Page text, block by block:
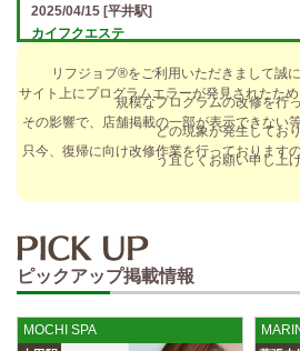
2025/04/15 [平井駅]
カイフクエステ
り♪ 日給5万円以上可！人によっては10万
2025/04/14
[小倉駅]
The Ritz cache (ザ リッツ カシェ)
歩合率・RANK昇格制度 給与保証・アリバ
sirena (シレーナ) 春日井ルーム
制服あり、ノルマ、罰金なし 高額報酬が稼
厚い福利厚生を完備しております！ぜひご
2025/04/12
リフジョブ®をご利用いただきまして誠
サイト上にプログラムエラーが発見されたた
規模なプログラムの改修を行
その影響で、店舗掲載の一部が表示できない
どの現象が発生してお
只今、復帰に向け改修作業を行っております
う宜しくお願い申し上
ピックアップ掲載情報
MOCHI SPA